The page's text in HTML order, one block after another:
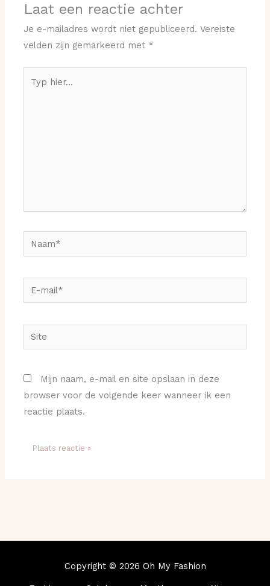
Laat een reactie achter
Je e-mailadres wordt niet gepubliceerd. Vereiste
velden zijn gemarkeerd met *
hier...
Naam*
E-
mail*
Site
Mijn naam, e-mail en site opslaan in deze
browser voor de volgende keer wanneer ik een
reactie plaats.
Copyright © 2026 Oh My Fashion